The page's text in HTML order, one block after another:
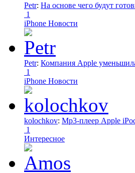
Petr: На основе чего будут
1
iPhone Новости
Petr: Компания Apple уменьшила
1
iPhone Новости
kolochkov: Mp3-плеер Apple
1
Интересное